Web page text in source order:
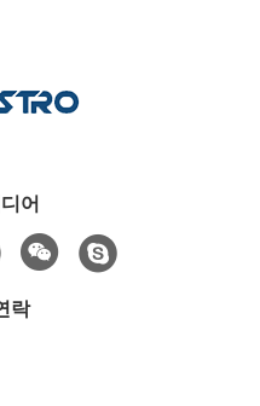
어
락